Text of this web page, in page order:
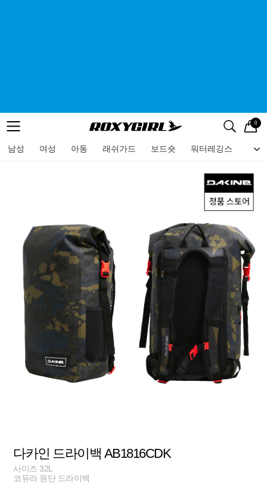
메뉴 검색
로고 0
남성 여성 아동 래쉬가드 보드숏 워터레깅스 비
메뉴
다카인 드라이백 AB1816CDK
사이즈 32L
코듀라 원단 드라이백